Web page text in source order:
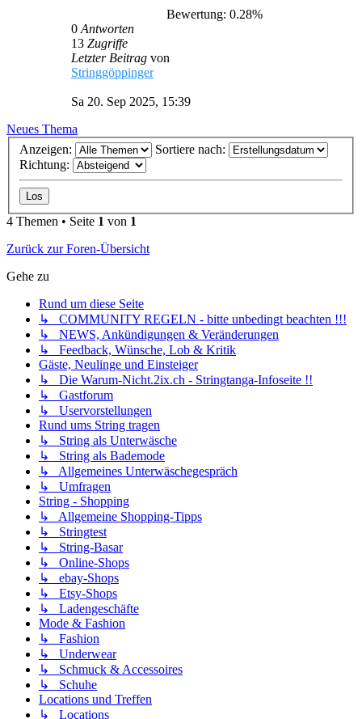
Bewertung: 0.28%
0 Antworten
13 Zugriffe
Letzter Beitrag von
Stringgöppinger
Sa 20. Sep 2025, 15:39
Neues Thema
Anzeigen:
Sortiere nach:
Richtung:
4 Themen • Seite 1 von 1
Zurück zur Foren-Übersicht
Gehe zu
Rund um diese Seite
↳ COMMUNITY REGELN - bitte unbedingt beachten !!!
↳ NEWS, Ankündigungen & Veränderungen
↳ Feedback, Wünsche, Lob & Kritik
Gäste, Neulinge und Einsteiger
↳ Die Warum-Nicht.2ix.ch - Stringtanga-Infoseite !!
↳ Gastforum
↳ Uservorstellungen
Rund ums String tragen
↳ String als Unterwäsche
↳ String als Bademode
↳ Allgemeines Unterwäschegespräch
↳ Umfragen
String - Shopping
↳ Allgemeine Shopping-Tipps
↳ Stringtest
↳ String-Basar
↳ Online-Shops
↳ ebay-Shops
↳ Etsy-Shops
↳ Ladengeschäfte
Mode & Fashion
↳ Fashion
↳ Underwear
↳ Schmuck & Accessoires
↳ Schuhe
Locations und Treffen
↳ Locations